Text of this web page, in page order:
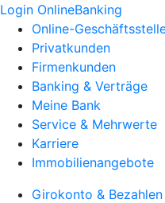
Login OnlineBanking
Online-
Privatkunden
Firmenkunden
Banking & Verträge
Meine Bank
Service & Mehrwerte
Karriere
Immobilienangebote
Girokonto & Bezahlen